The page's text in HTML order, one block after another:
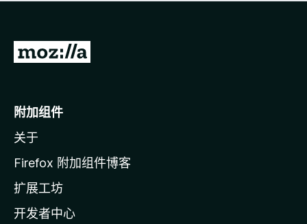
无
转
o
i
l
a
主
附加组件
关于
Firefox 附加组件博客
扩展工坊
开发者中心